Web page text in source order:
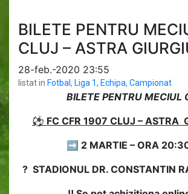
BILETE PENTRU
CLUJ – ASTRA
28-feb.-2020 23:55
listat in Fotbal, Liga 1, Echipa, Campionat
BILETE PENTRU MECIUL
⚽ FC CFR 1907 CLUJ – ASTRA
➡ 2 MARTIE – ORA
? STADIONUL DR. CONSTANTIN